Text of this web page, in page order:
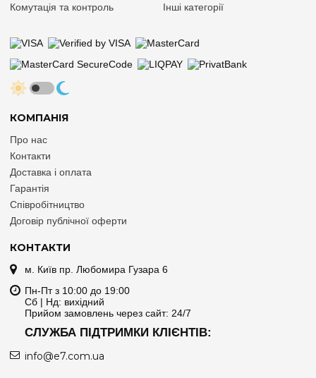
КОНТАКТИ
м. Київ пр. Любомира Гузара 6
Пн-Пт з 10:00 до 19:00
Сб | Нд: вихідний
Прийом замовлень через сайт: 24/7
СЛУЖБА ПІДТРИМКИ КЛІЄНТІВ:
info@e7.com.ua
КОМПАНІЯ
Про нас
Контакти
Доставка і оплата
Гарантія
Співробітництво
Договір публічної оферти
Комутація та контроль
Інші категорії